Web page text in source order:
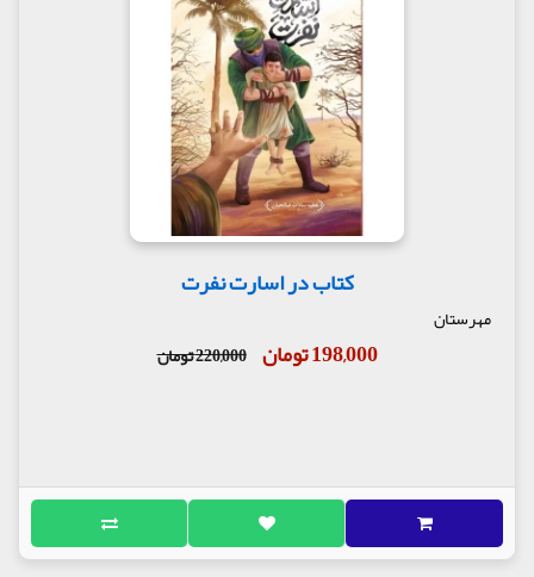
کتاب در اسارت نفرت
مهرستان
198,000 تومان 220,000 تومان